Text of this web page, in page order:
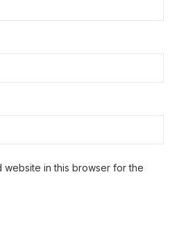
website in this browser for the